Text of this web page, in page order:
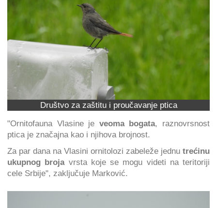
Društvo za zaštitu i proučavanje ptica
"Ornitofauna Vlasine je veoma bogata, raznovrsnost
ptica je značajna kao i njihova brojnost.
Za par dana na Vlasini ornitolozi zabeleže jednu trećinu
ukupnog brojavrsta koje se mogu videti na teritoriji
cele Srbije", zaključuje Marković.